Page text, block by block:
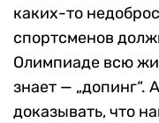
каких-то
спортсменов
Олимпиаде всю
знает —
доказывать, что